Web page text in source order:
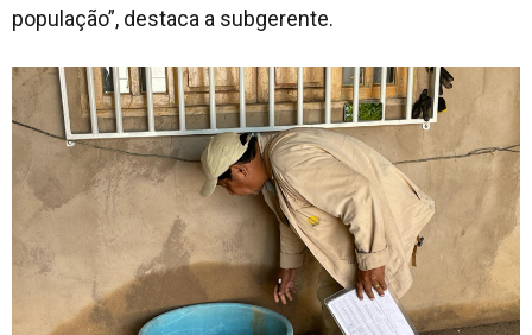
população”, destaca a subgerente.